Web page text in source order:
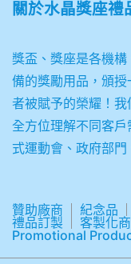
關於水晶獎座禮
獎盃、獎座是各機
備的獎勵用品，頒授
者被賦予的榮耀！我
全方位理解不同客
式運動會、政府部門
贊助廠商 紀念品
禮品訂製
客製化
Promotional